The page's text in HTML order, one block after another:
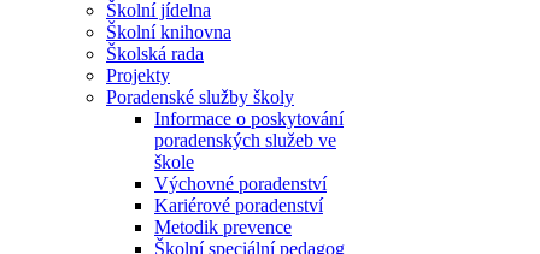
Školní jídelna
Školní knihovna
Školská rada
Projekty
Poradenské služby školy
Informace o poskytování
poradenských služeb ve
škole
Výchovné poradenství
Kariérové poradenství
Metodik prevence
Školní speciální pedagog